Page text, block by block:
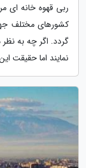
ربی قهوه خانه ای
کشورهای مختلف
گردد. اگر چه به
نمایند اما حقیقت